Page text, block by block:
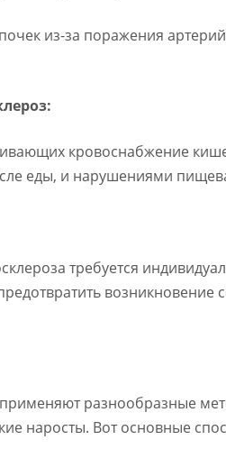
из-за поражения
кровоснабжение
еды, и нарушениями
требуется
возникновение
разнообразные
наросты. Вот основные